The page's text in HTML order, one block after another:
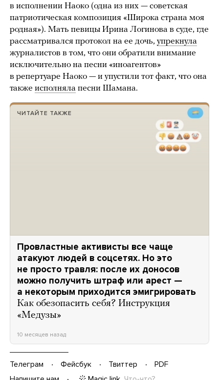
в исполнении Наоко (одна из них — советская
патриотическая композиция «Широка страна моя
родная»). Мать певицы Ирина Логинова в суде, где
рассматривался протокол на ее дочь, упрекнула
журналистов в том, что они обратили внимание
исключительно на песни «иноагентов»
в репертуаре Наоко — и упустили тот факт, что она
также исполняла песни Шамана.
ЧИТАЙТЕ ТАКЖЕ
Провластные активисты все чаще
атакуют людей в соцсетях. Но это
не просто травля: после их доносов
можно получить штраф или арест —
а некоторым приходится эмигрировать
Как обезопасить себя? Инструкция
«Медузы»
10 месяцев назад
Телеграм Фейсбук Твиттер
PDF